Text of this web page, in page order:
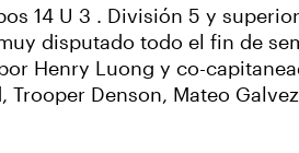
14 U 3 . División 5 y
disputado todo el fin de
Henry Luong y co-
Denson, Mateo